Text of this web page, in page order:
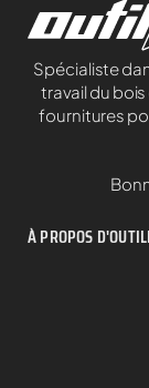
Spécialiste
travail du
fournitures
À PROPOS